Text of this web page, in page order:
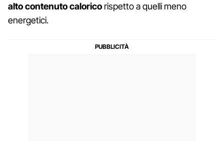
alto contenuto calorico rispetto a quelli meno
energetici.